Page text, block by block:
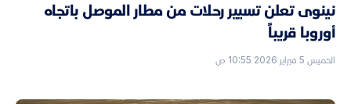
نينوى تعلن تسيير رحلات من مطار الموصل باتجاه
أوروبا قريباً
الخميس 5 فبراير 2026 10:55 ص